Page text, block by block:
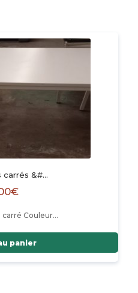
carrés &#…
€
carré Couleur…
panier